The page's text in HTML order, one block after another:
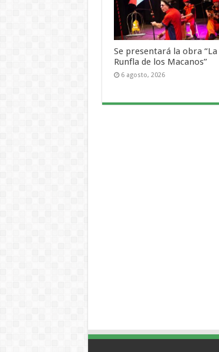
Se presentará la obra “La
Runfla de los Macanos”
6 agosto, 2026